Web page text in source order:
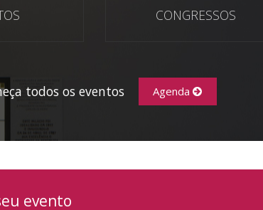
CONGRESSOS
todos os eventos Agenda
evento